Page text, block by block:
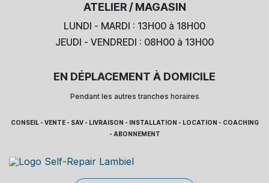
ATELIER / MAGASIN
LUNDI - MARDI : 13H00 à 18H00
JEUDI - VENDREDI : 08H00 à 13H00
EN DÉPLACEMENT À DOMICILE
Pendant les autres tranches horaires
CONSEIL - VENTE - SAV - LIVRAISON - INSTALLATION - LOCATION - COACHING
- ABONNEMENT